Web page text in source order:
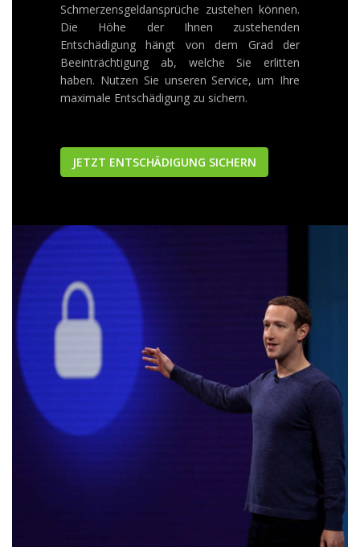
Schmerzensgeldansprüche zustehen können.
Die Höhe der Ihnen zustehenden
Entschädigung hängt von dem Grad der
Beeinträchtigung ab, welche Sie erlitten
haben. Nutzen Sie unseren Service, um Ihre
maximale Entschädigung zu sichern.
JETZT ENTSCHÄDIGUNG SICHERN